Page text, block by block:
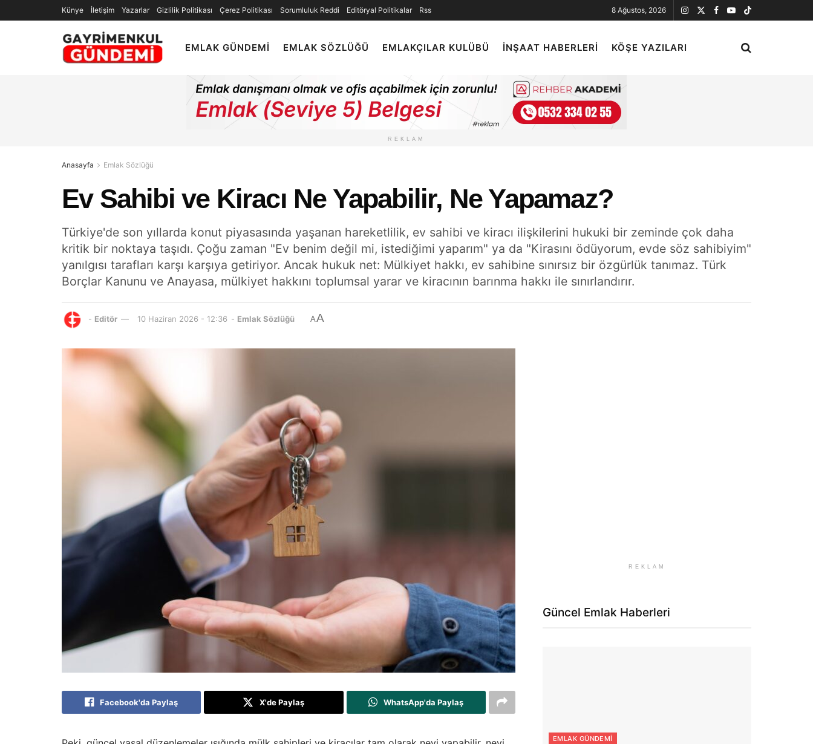
Künye İletişim Yazarlar Gizlilik Politikası Çerez Politikası Sorumluluk Reddi Editöryal Politikalar Rss 8 Ağustos, 2026
EMLAK GÜNDEMI EMLAK SÖZLÜĞÜ EMLAKÇILAR KULÜBÜ İNŞAAT HABERLERI KÖŞE YAZILARI
REKLAM
Anasayfa Emlak Sözlüğü
Ev Sahibi ve Kiracı Ne Yapabilir, Ne Yapamaz?
Türkiye'de son yıllarda konut piyasasında yaşanan hareketlilik, ev sahibi ve kiracı ilişkilerini hukuki bir zeminde çok daha
kritik bir noktaya taşıdı. Çoğu zaman "Ev benim değil mi, istediğimi yaparım" ya da "Kirasını ödüyorum, evde söz sahibiyim"
yanılgısı tarafları karşı karşıya getiriyor. Ancak hukuk net: Mülkiyet hakkı, ev sahibine sınırsız bir özgürlük tanımaz. Türk
Borçlar Kanunu ve Anayasa, mülkiyet hakkını toplumsal yarar ve kiracının barınma hakkı ile sınırlandırır.
- Editör 10 Haziran 2026 - 12:36 - Emlak Sözlüğü AA
Facebook'da Paylaş X'de Paylaş WhatsApp'da Paylaş
REKLAM
Güncel Emlak Haberleri
EMLAK GÜNDEMI